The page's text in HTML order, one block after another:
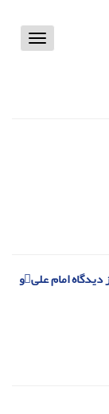
Toggle
پژوهشی در اصول و روش‌های تربیت اخلاقی کودکان از دیدگاه امام علیو